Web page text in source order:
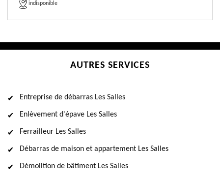
indisponible
AUTRES SERVICES
Entreprise de débarras Les Salles
Enlèvement d'épave Les Salles
Ferrailleur Les Salles
Débarras de maison et appartement Les Salles
Démolition de bâtiment Les Salles